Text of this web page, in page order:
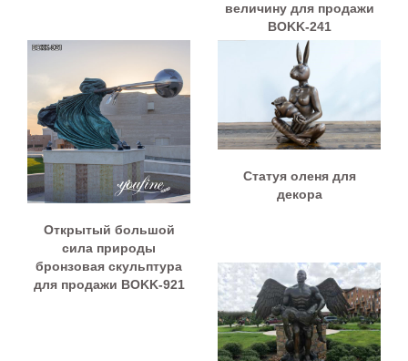
величину для продажи
BOKK-241
Открытый большой
сила природы
бронзовая скульптура
для продажи BOKK-921
Статуя оленя для
декора